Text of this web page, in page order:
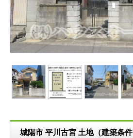
城陽市 平川古宮 土地（建築条